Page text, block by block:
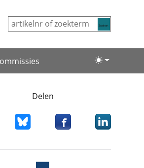
Lichte/
Delen
item op X
Deel dit item op Bluesky
Deel dit item op
Deel dit